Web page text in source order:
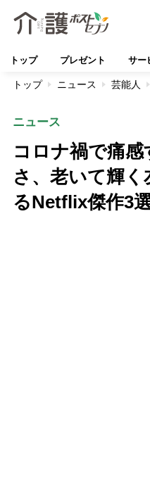
トップ プレゼント サー
トップ ニュース 芸能人
ニュース
コロナ禍で痛
さ、老いて輝
るNetflix傑作3